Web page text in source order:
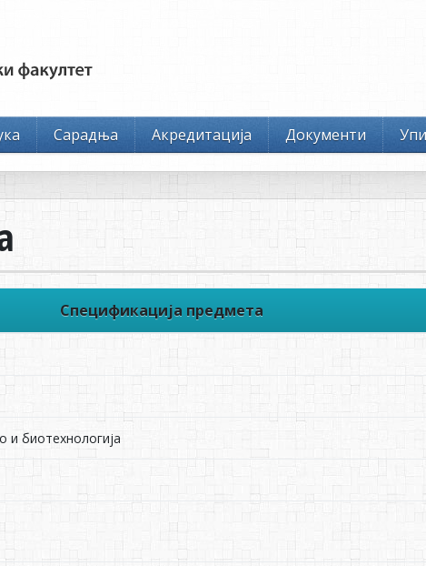
Сарадња Акредитација Документи
Спецификација предмета
и биотехнологија